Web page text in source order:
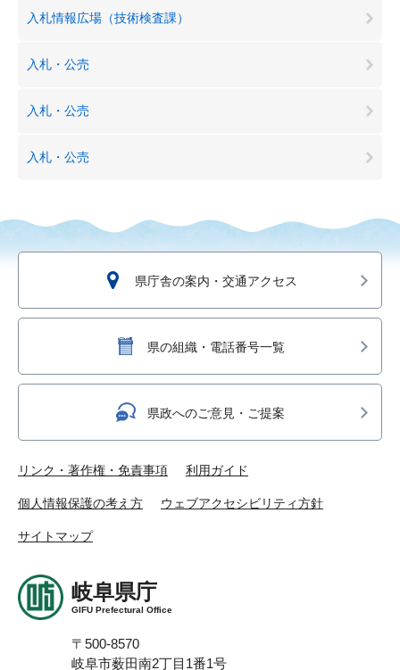
入札情報広場（技術検査課）
入札・公売
入札・公売
入札・公売
県庁舎の案内・交通アクセス
県の組織・電話番号一覧
県政へのご意見・ご提案
リンク・著作権・免責事項 利用ガイド
個人情報保護の考え方 ウェブアクセシビリティ方針
サイトマップ
岐阜県庁
GIFU Prefectural Office
〒500-8570
岐阜市薮田南2丁目1番1号